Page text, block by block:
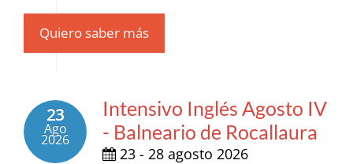
Quiero saber más
23
Ago
2026
Intensivo Inglés Agosto IV
- Balneario de Rocallaura
23 - 28 agosto 2026